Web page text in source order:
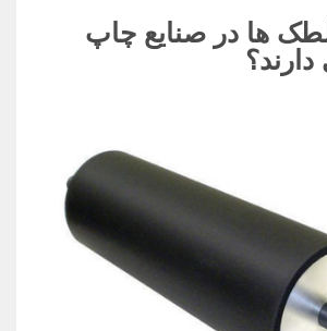
ها در صنایع چاپ